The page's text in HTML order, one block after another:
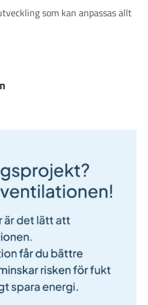
som kan anpassas allt